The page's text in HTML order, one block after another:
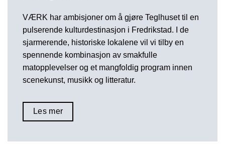
VÆRK har ambisjoner om å gjøre Teglhuset til en
pulserende kulturdestinasjon i Fredrikstad. I de
sjarmerende, historiske lokalene vil vi tilby en
spennende kombinasjon av smakfulle
matopplevelser og et mangfoldig program innen
scenekunst, musikk og litteratur.
Les mer